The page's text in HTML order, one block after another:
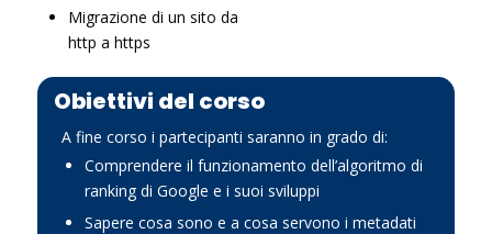
Migrazione di un sito da
http a https
Obiettivi del corso
A fine corso i partecipanti saranno in grado di:
Comprendere il funzionamento dell’algoritmo di
ranking di Google e i suoi sviluppi
Sapere cosa sono e a cosa servono i metadati